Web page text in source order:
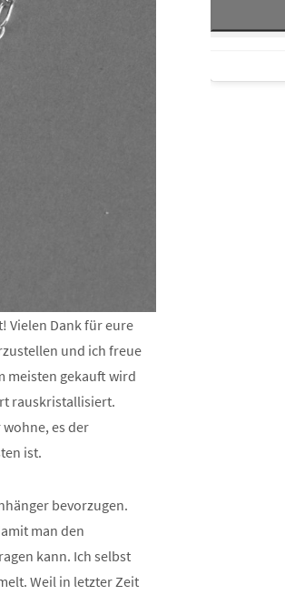
Vielen Dank für eure
und ich freue
meisten gekauft wird
rauskristallisiert.
wohne, es der
ist.
bevorzugen.
man den
kann. Ich selbst
Weil in letzter Zeit